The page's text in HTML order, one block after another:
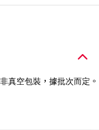
真空包裝，據批次而定。